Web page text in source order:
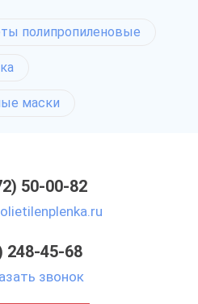
полипропиленовые
маски
50-00-82
248-45-68
звонок
в Вологде